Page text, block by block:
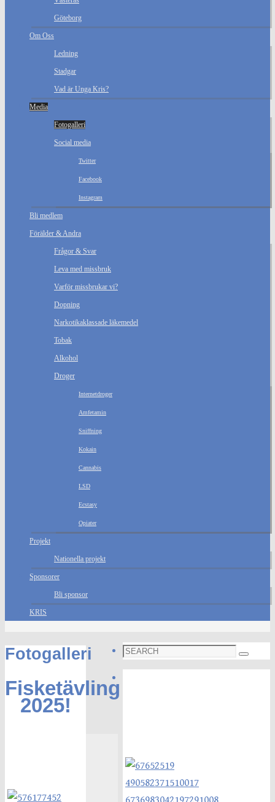
Göteborg
Om Oss
Ledning
Stadgar
Vad är Unga Kris?
Media
Fotogalleri
Social media
Twitter
Facebook
Instagram
Bli medlem
Förälder & Andra
Frågor & Svar
Leva med missbruk
Varför missbrukar vi?
Dopning
Narkotikaklassade läkemedel
Tobak
Alkohol
Droger
Internetdroger
Amfetamin
Sniffning
Kokain
Cannabis
LSD
Ecstasy
Opiater
Projekt
Nationella projekt
Sponsorer
Bli sponsor
KRIS
Fotogalleri
Fisketävling
2025!
Search
for:
Search